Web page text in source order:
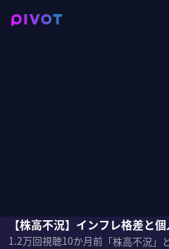
【株高不況】インフレ格差と
1.2万回視聴10か月前
藤代宏一野嶋紗己子